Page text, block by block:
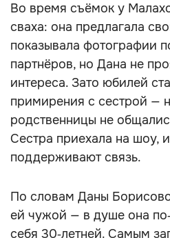
Во время съёмок у
сваха: она предлагала
показывала фотографии
партнёров, но Дана не
интереса. Зато юбилей
примирения с сестрой —
родственницы не
Сестра приехала на шоу,
поддерживают связь.
По словам Даны
ей чужой — в душе она
себя 30‑летней. Самым